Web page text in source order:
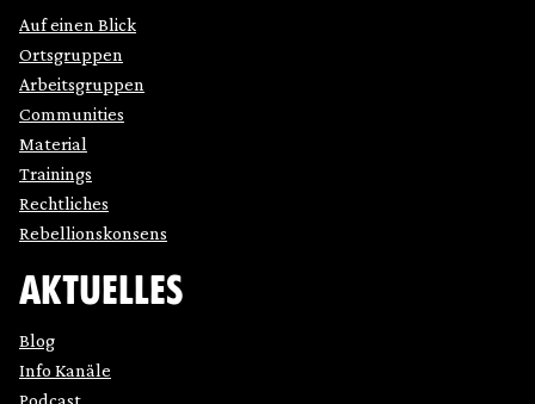
Auf einen Blick
Ortsgruppen
Arbeitsgruppen
Communities
Material
Trainings
Rechtliches
Rebellionskonsens
AKTUELLES
Blog
Info Kanäle